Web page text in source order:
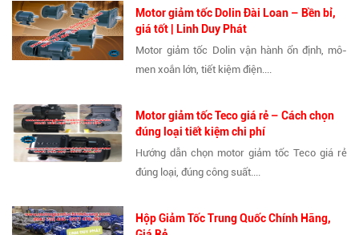
Motor giảm tốc Dolin Đài Loan – Bền bỉ,
giá tốt | Linh Duy Phát
Motor giảm tốc Dolin vận hành ổn định, mô-
men xoắn lớn, tiết kiệm điện....
Motor giảm tốc Teco giá rẻ – Cách chọn
đúng loại tiết kiệm chi phí
Hướng dẫn chọn motor giảm tốc Teco giá rẻ
đúng loại, đúng công suất....
Hộp Giảm Tốc Trung Quốc Chính Hãng,